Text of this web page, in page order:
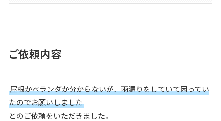
ご依頼内容
屋根かベランダか分からないが、雨漏りをしていて困ってい
たのでお願いしました
とのご依頼をいただきました。